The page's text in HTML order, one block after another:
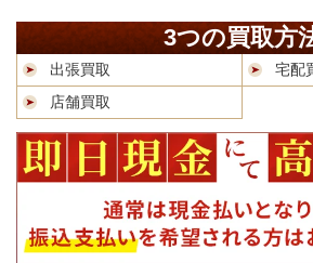
3つの買取方
出張買取
宅配
店舗買取